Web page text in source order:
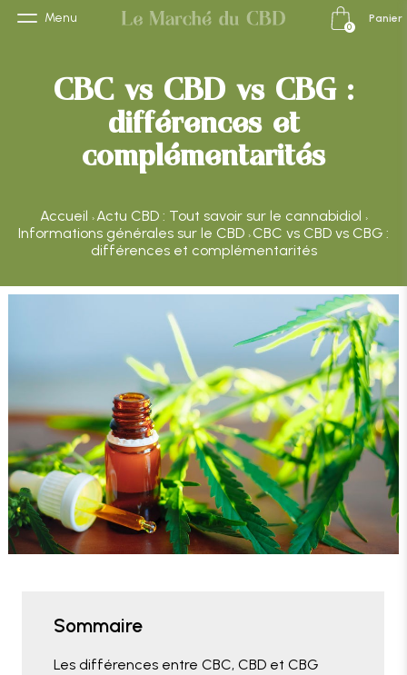
Menu
0
Panier
CBC vs CBD vs CBG :
différences et
complémentarités
Accueil ›Actu CBD : Tout savoir sur le cannabidiol ›
Informations générales sur le CBD ›CBC vs CBD vs CBG :
différences et complémentarités
Sommaire
Les différences entre CBC, CBD et CBG